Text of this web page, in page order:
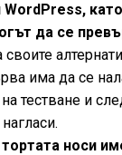
WordPress,
да се
своите
има да се
тестване и
носи